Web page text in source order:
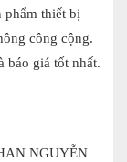
phẩm thiết bị
công cộng.
báo giá tốt nhất.
NGUYỄN